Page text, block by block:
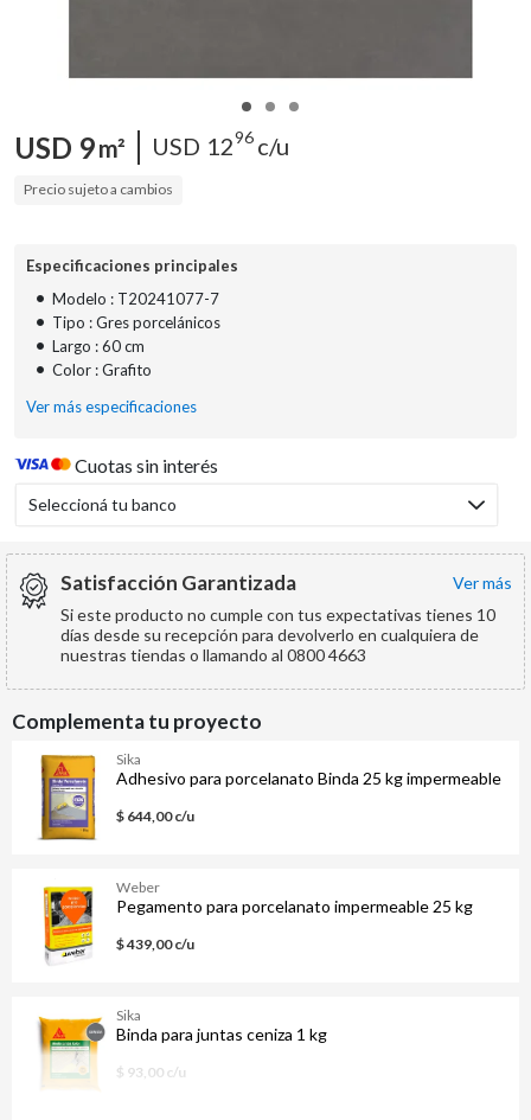
USD 9m² USD 1296 c/u
Precio sujeto a cambios
Especificaciones principales
• Modelo : T20241077-7
• Tipo : Gres porcelánicos
• Largo : 60 cm
• Color : Grafito
Ver más especificaciones
Cuotas sin interés
Seleccioná tu banco
Satisfacción Garantizada
ver más
Si este producto no cumple con tus expectativas tienes 10
días desde su recepción para devolverlo en cualquiera de
nuestras tiendas o llamando al 0800 4663
Complementa tu proyecto
Sika
Adhesivo para porcelanato Binda 25 kg impermeable
$ 644,00 c/u
Weber
Pegamento para porcelanato impermeable 25 kg
$ 439,00 c/u
Sika
Binda para juntas ceniza 1 kg
$ 93,00 c/u